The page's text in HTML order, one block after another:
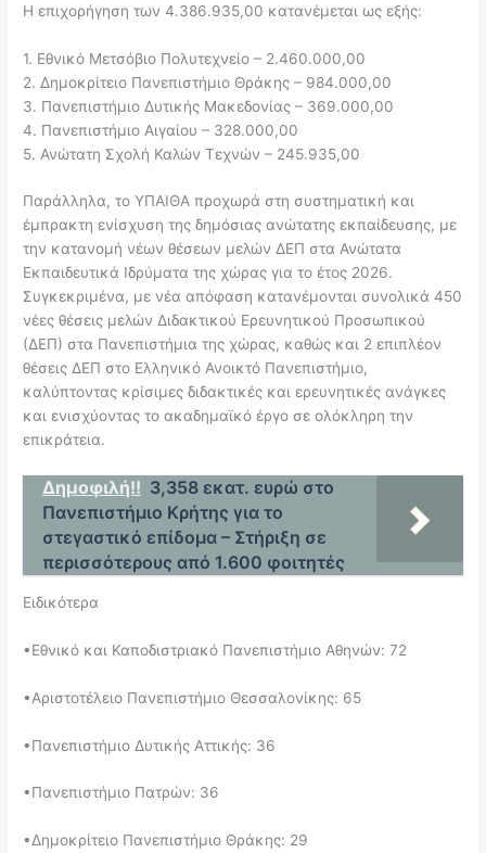
Η επιχορήγηση των 4.386.935,00 κατανέμεται ως εξής:
1. ​Εθνικό Μετσόβιο Πολυτεχνείο – 2.460.000,00
2. ​Δημοκρίτειο Πανεπιστήμιο Θράκης – 984.000,00
3. ​Πανεπιστήμιο Δυτικής Μακεδονίας – 369.000,00
4. ​Πανεπιστήμιο Αιγαίου – 328.000,00
5. ​Ανώτατη Σχολή Καλών Τεχνών – 245.935,00
Παράλληλα, το ΥΠΑΙΘΑ προχωρά στη συστηματική και
έμπρακτη ενίσχυση της δημόσιας ανώτατης εκπαίδευσης, με
την κατανομή νέων θέσεων μελών ΔΕΠ στα Ανώτατα
Εκπαιδευτικά Ιδρύματα της χώρας για το έτος 2026.
Συγκεκριμένα, με νέα απόφαση κατανέμονται συνολικά 450
νέες θέσεις μελών Διδακτικού Ερευνητικού Προσωπικού
(ΔΕΠ) στα Πανεπιστήμια της χώρας, καθώς και 2 επιπλέον
θέσεις ΔΕΠ στο Ελληνικό Ανοικτό Πανεπιστήμιο,
καλύπτοντας κρίσιμες διδακτικές και ερευνητικές ανάγκες
και ενισχύοντας το ακαδημαϊκό έργο σε ολόκληρη την
επικράτεια.
Δημοφιλή!! 3,358 εκατ. ευρώ στο
Πανεπιστήμιο Κρήτης για το
στεγαστικό επίδομα – Στήριξη σε
περισσότερους από 1.600 φοιτητές
Ειδικότερα
•​Εθνικό και Καποδιστριακό Πανεπιστήμιο Αθηνών: 72
•​Αριστοτέλειο Πανεπιστήμιο Θεσσαλονίκης: 65
•​Πανεπιστήμιο Δυτικής Αττικής: 36
•​Πανεπιστήμιο Πατρών: 36
•​Δημοκρίτειο Πανεπιστήμιο Θράκης: 29